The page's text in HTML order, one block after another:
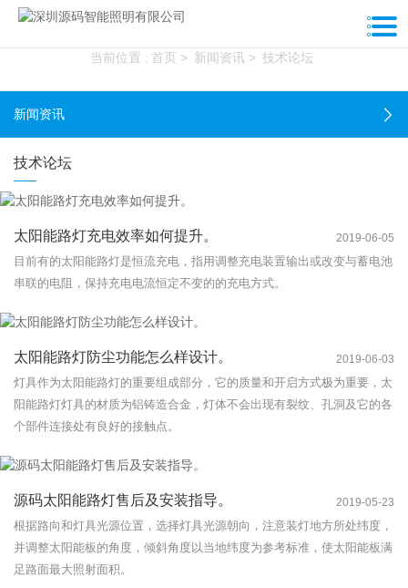
当前位置 : 首页 > 新闻资讯 > 技术论坛
新闻资讯
技术论坛
太阳能路灯充电效率如何提升。 2019-06-05
目前有的太阳能路灯是恒流充电，指用调整充电装置输出或改变与蓄电池
串联的电阻，保持充电电流恒定不变的的充电方式。
太阳能路灯防尘功能怎么样设计。 2019-06-03
灯具作为太阳能路灯的重要组成部分，它的质量和开启方式极为重要，太
阳能路灯灯具的材质为铝铸造合金，灯体不会出现有裂纹、孔洞及它的各
个部件连接处有良好的接触点。
源码太阳能路灯售后及安装指导。 2019-05-23
根据路向和灯具光源位置，选择灯具光源朝向，注意装灯地方所处纬度，
并调整太阳能板的角度，倾斜角度以当地纬度为参考标准，使太阳能板满
足路面最大照射面积。